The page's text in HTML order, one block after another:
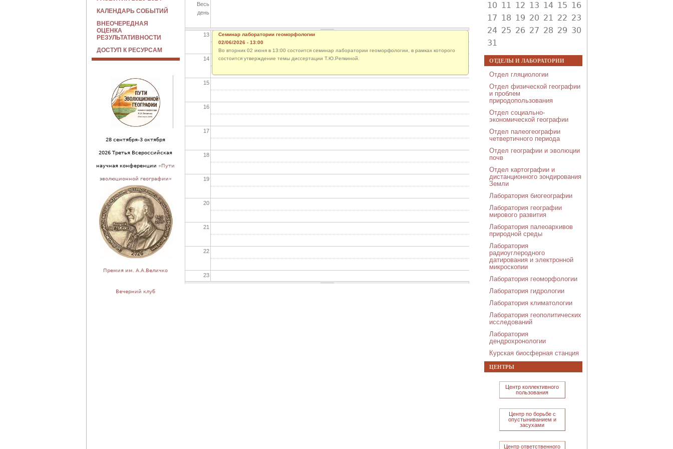
Весь
день
12
13
14
15
16
17
18
19
20
21
22
23
Семинар лаборатории геоморфологии
02/06/2026 - 13:00
Во вторник 02 июня в 13:00 состоится семинар лаборатории геоморфологии, в рамках которого
состоится утверждение темы диссертации Т.Ю.Репкиной.
КАЛЕНДАРЬ СОБЫТИЙ
ВНЕОЧЕРЕДНАЯ
ОЦЕНКА
РЕЗУЛЬТАТИВНОСТИ
ДОСТУП К РЕСУРСАМ
28 сентября-3 октября
2026 Третья Всероссийская
научная конференции «Пути
эволюционной географии»
Премия им. А.А.Величко
Вечерний клуб
10 11 12 13 14 15 16
17 18 19 20 21 22 23
24 25 26 27 28 29 30
31
ОТДЕЛЫ И ЛАБОРАТОРИИ
Отдел гляциологии
Отдел физической географии
и проблем
природопользования
Отдел социально-
экономической географии
Отдел палеогеографии
четвертичного периода
Отдел географии и эволюции
почв
Отдел картографии и
дистанционного зондирования
Земли
Лаборатория биогеографии
Лаборатория географии
мирового развития
Лаборатория палеоархивов
природной среды
Лаборатория
радиоуглеродного
датирования и электронной
микроскопии
Лаборатория геоморфологии
Лаборатория гидрологии
Лаборатория климатологии
Лаборатория геополитических
исследований
Лаборатория
дендрохронологии
Курская биосферная станция
ЦЕНТРЫ
Центр коллективного
пользования
Центр по борьбе с
опустыниванием и
засухами
Центр ответственного